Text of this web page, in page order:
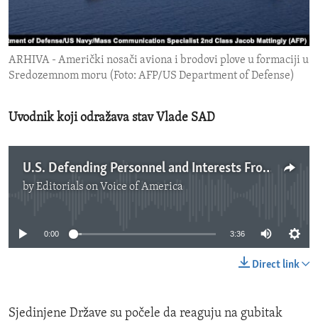
IDEALS AND INSTITUTIONS
ARHIVA - Američki nosači aviona i brodovi plove u formaciji u
Sredozemnom moru (Foto: AFP/US Department of Defense)
Uvodnik koji odražava stav Vlade SAD
U.S. Defending Personnel and Interests From Iran-backed Proxies
byEditorials on Voice of America
0:00 3:36
Direct link
Sjedinjene Države su počele da reaguju na gubitak